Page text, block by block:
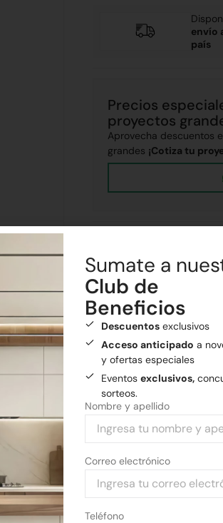
envío
país
Precios
proyectos
Aprovecha descuentos
grandes ¡Cotiza tu
Realizamos envíos a todo
Envío gratis
a
Medios de pago
Pagá tu compra con
Sumate a
Club de
Beneficios
Descuentosexclusivos
Acceso anticipado a
y ofertas especiales
Eventos exclusivos,
sorteos.
Nombre y apellido
Correo electrónico
Teléfono